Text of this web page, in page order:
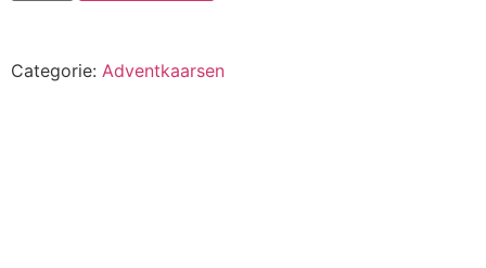
Categorie: Adventkaarsen